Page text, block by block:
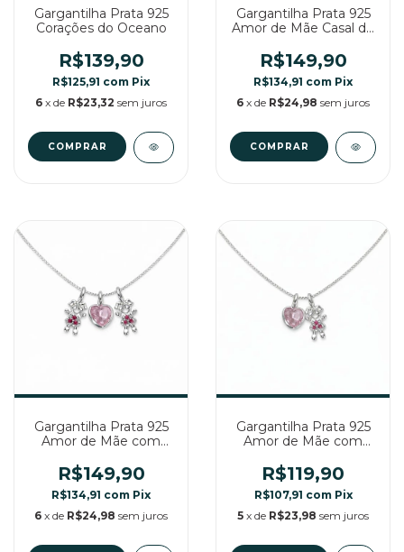
Gargantilha Prata 925
Corações do Oceano
R$139,90
R$125,91 com Pix
6 x de R$23,32 sem juros
Gargantilha Prata 925
Amor de Mãe Casal de
Cristal
R$149,90
R$134,91 com Pix
6 x de R$24,98 sem juros
Gargantilha Prata 925
Amor de Mãe com
Meninas
R$149,90
R$134,91 com Pix
6 x de R$24,98 sem juros
Gargantilha Prata 925
Amor de Mãe com
R$119,90
R$107,91 com Pix
5 x de R$23,98 sem juros